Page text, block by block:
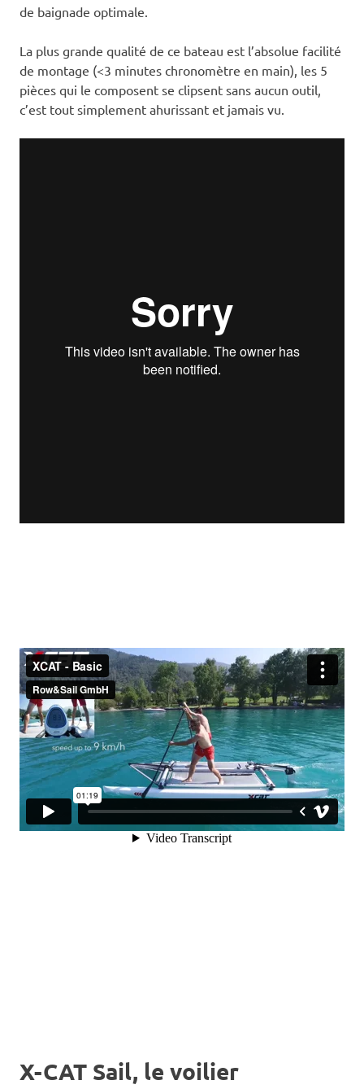
de baignade optimale.
La plus grande qualité de ce bateau est l’absolue facilité
de montage (<3 minutes chronomètre en main), les 5
pièces qui le composent se clipsent sans aucun outil,
c’est tout simplement ahurissant et jamais vu.
X-CAT Sail, le voilier